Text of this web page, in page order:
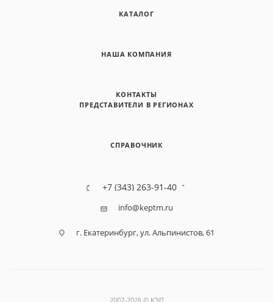
КАТАЛОГ
НАША КОМПАНИЯ
КОНТАКТЫ
ПРЕДСТАВИТЕЛИ В РЕГИОНАХ
СПРАВОЧНИК
+7 (343) 263-91-40
info@keptm.ru
г. Екатеринбург, ул. Альпинистов, 61
2007-2026 © КЭП